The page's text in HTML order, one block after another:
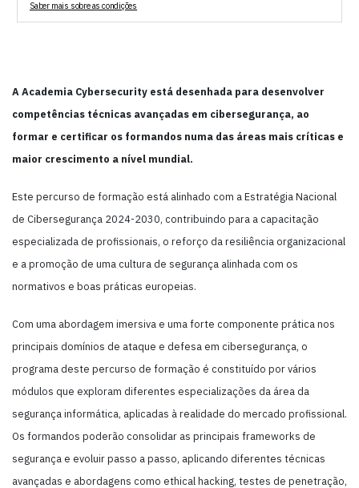
A Academia Cybersecurity está desenhada para desenvolver
competências técnicas avançadas em cibersegurança, ao
formar e certificar os formandos numa das áreas mais críticas e
maior crescimento a nível mundial.
Este percurso de formação está alinhado com a Estratégia Nacional
de Cibersegurança 2024-2030, contribuindo para a capacitação
especializada de profissionais, o reforço da resiliência organizacional
e a promoção de uma cultura de segurança alinhada com os
normativos e boas práticas europeias.
Com uma abordagem imersiva e uma forte componente prática nos
principais domínios de ataque e defesa em cibersegurança, o
programa deste percurso de formação é constituído por vários
módulos que exploram diferentes especializações da área da
segurança informática, aplicadas à realidade do mercado profissional.
Os formandos poderão consolidar as principais frameworks de
segurança e evoluir passo a passo, aplicando diferentes técnicas
avançadas e abordagens como ethical hacking, testes de penetração,
Saber mais sobre as condições